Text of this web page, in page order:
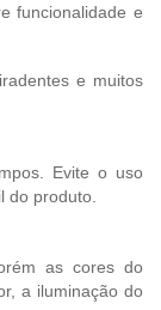
funcionalidade e
e muitos
Evite o uso
do produto.
as cores do
a iluminação do